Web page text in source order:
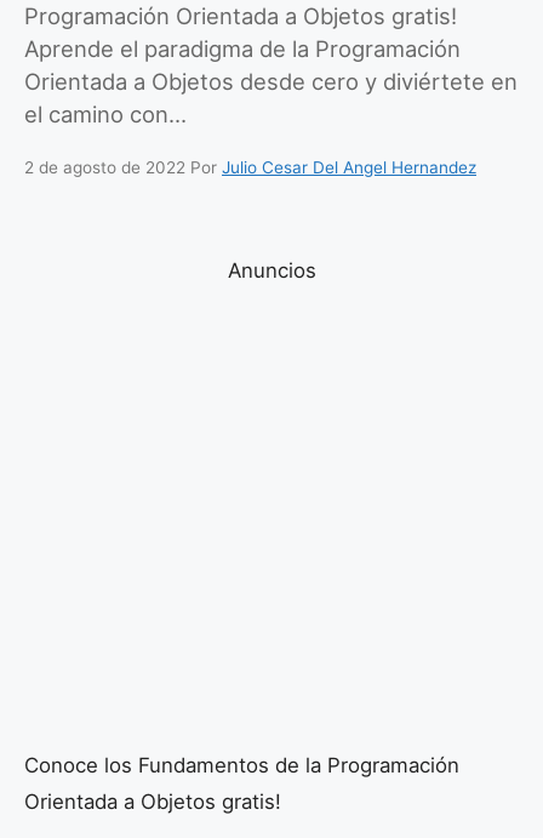
Programación Orientada a Objetos gratis!
Aprende el paradigma de la Programación
Orientada a Objetos desde cero y diviértete en
el camino con…
2 de agosto de 2022 Por Julio Cesar Del Angel Hernandez
Anuncios
Conoce los Fundamentos de la Programación
Orientada a Objetos gratis!